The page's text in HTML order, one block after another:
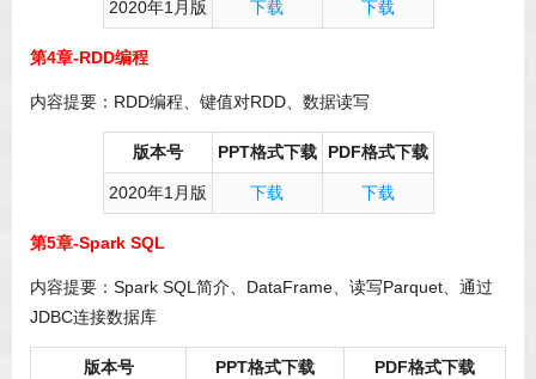
2020年1月版 下载 下载
第4章-RDD编程
内容提要：RDD编程、键值对RDD、数据读写
版本号 PPT格式下载 PDF格式下载
2020年1月版 下载 下载
第5章-Spark SQL
内容提要：Spark SQL简介、DataFrame、读写Parquet、通过
JDBC连接数据库
版本号 PPT格式下载 PDF格式下载